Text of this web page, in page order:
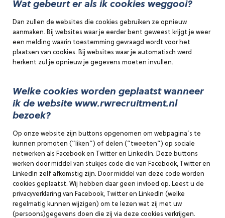
Wat gebeurt er als ik cookies weggooi?
Dan zullen de websites die cookies gebruiken ze opnieuw
aanmaken. Bij websites waar je eerder bent geweest krijgt je weer
een melding waarin toestemming gevraagd wordt voor het
plaatsen van cookies. Bij websites waar je automatisch werd
herkent zul je opnieuw je gegevens moeten invullen.
Welke cookies worden geplaatst wanneer
ik de website www.rwrecruitment.nl
bezoek?
Op onze website zijn buttons opgenomen om webpagina’s te
kunnen promoten (“liken”) of delen (“tweeten”) op sociale
netwerken als Facebook en Twitter en LinkedIn. Deze buttons
werken door middel van stukjes code die van Facebook, Twitter en
LinkedIn zelf afkomstig zijn. Door middel van deze code worden
cookies geplaatst. Wij hebben daar geen invloed op. Leest u de
privacyverklaring van Facebook, Twitter en LinkedIn (welke
regelmatig kunnen wijzigen) om te lezen wat zij met uw
(persoons)gegevens doen die zij via deze cookies verkrijgen.